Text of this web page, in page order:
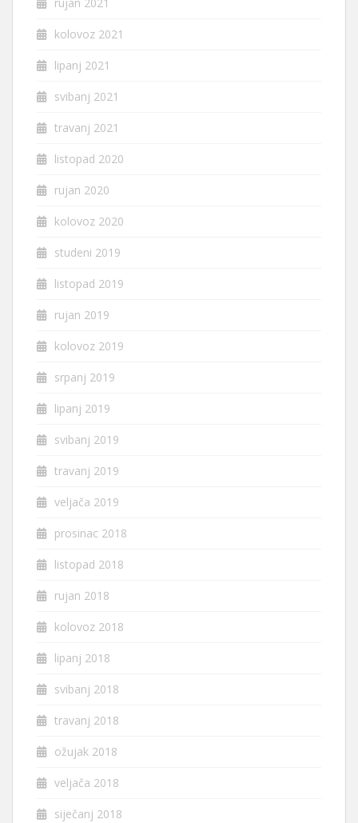
rujan 2021
kolovoz 2021
lipanj 2021
svibanj 2021
travanj 2021
listopad 2020
rujan 2020
kolovoz 2020
studeni 2019
listopad 2019
rujan 2019
kolovoz 2019
srpanj 2019
lipanj 2019
svibanj 2019
travanj 2019
veljača 2019
prosinac 2018
listopad 2018
rujan 2018
kolovoz 2018
lipanj 2018
svibanj 2018
travanj 2018
ožujak 2018
veljača 2018
siječanj 2018